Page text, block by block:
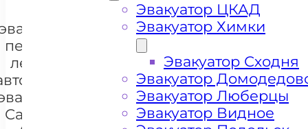
и
перевозки
легковых
Санаторий
+7 985 222 99 01
Эвакуатор ЦКАД
Эвакуатор Химки
Эвакуатор Сходня
Эвакуатор
Эвакуатор Люберцы
Эвакуатор Видное